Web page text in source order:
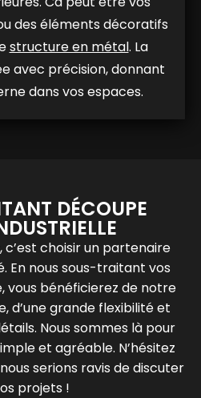
des éléments décoratifs
structure en métal. La
avec précision, donnant
dans vos espaces.
DÉCOUPE
c’est choisir un partenaire
En nous sous-traitant vos
vous bénéficierez de notre
d’une grande flexibilité et
Nous sommes là pour
et agréable. N’hésitez
serions ravis de discuter
projets !